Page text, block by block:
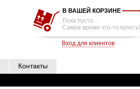
В ВАШЕЙ КОРЗИНЕ
Пока пусто…
Самое время что-то купить!
Вход для клиентов
Контакты